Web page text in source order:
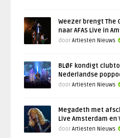
Weezer brengt The
naar AFAS Live in
doorArtiesten Nieuws
BLØF kondigt
Nederlandse
doorArtiesten Nieuws
Megadeth met
Live Amsterdam en
doorArtiesten Nieuws